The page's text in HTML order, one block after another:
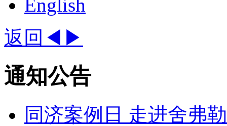
English
返回◀ ▶
通知公告
同济案例日 走进舍弗